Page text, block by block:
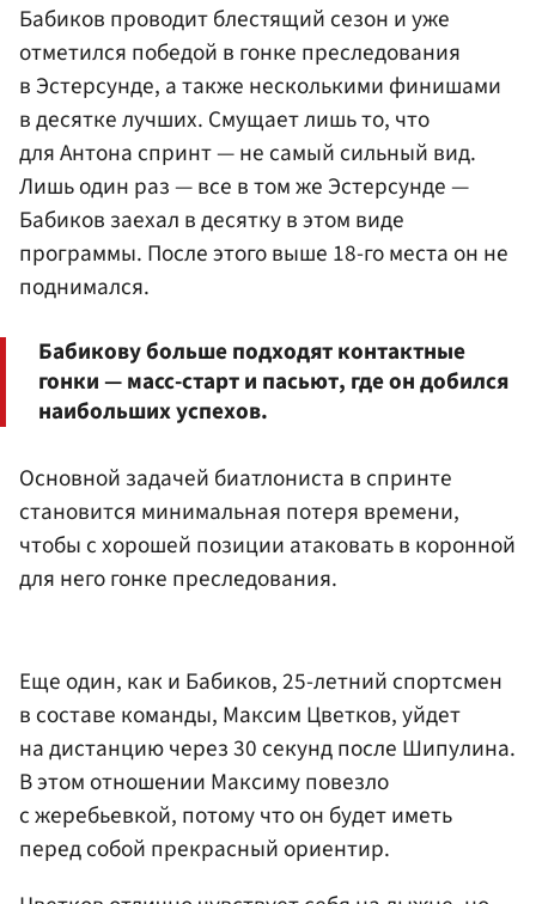
Бабиков проводит блестящий сезон и уже
отметился победой в гонке преследования
в Эстерсунде, а также несколькими финишами
в десятке лучших. Смущает лишь то, что
для Антона спринт — не самый сильный вид.
Лишь один раз — все в том же Эстерсунде —
Бабиков заехал в десятку в этом виде
программы. После этого выше 18-го места он не
поднимался.
Бабикову больше подходят контактные
гонки — масс-старт и пасьют, где он добился
наибольших успехов.
Основной задачей биатлониста в спринте
становится минимальная потеря времени,
чтобы с хорошей позиции атаковать в коронной
для него гонке преследования.
Еще один, как и Бабиков, 25-летний спортсмен
в составе команды, Максим Цветков, уйдет
на дистанцию через 30 секунд после Шипулина.
В этом отношении Максиму повезло
с жеребьевкой, потому что он будет иметь
перед собой прекрасный ориентир.